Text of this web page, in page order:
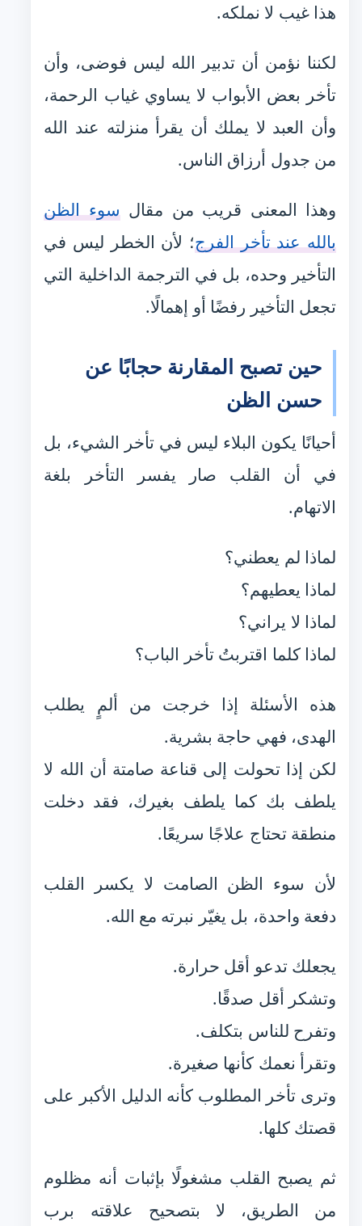
هذا غيب لا نملكه.
لكننا نؤمن أن تدبير الله ليس فوضى، وأن
تأخر بعض الأبواب لا يساوي غياب الرحمة،
وأن العبد لا يملك أن يقرأ منزلته عند الله
من جدول أرزاق الناس.
وهذا المعنى قريب من مقالسوء الظن
بالله عند تأخر الفرج؛ لأن الخطر ليس في
التأخير وحده، بل في الترجمة الداخلية التي
تجعل التأخير رفضًا أو إهمالًا.
حين تصبح المقارنة حجابًا عن
حسن الظن
أحيانًا يكون البلاء ليس في تأخر الشيء، بل
في أن القلب صار يفسر التأخر بلغة
الاتهام.
لماذا لم يعطني؟
لماذا يعطيهم؟
لماذا لا يراني؟
لماذا كلما اقتربتُ تأخر الباب؟
هذه الأسئلة إذا خرجت من ألمٍ يطلب
الهدى، فهي حاجة بشرية.
لكن إذا تحولت إلى قناعة صامتة أن الله لا
يلطف بك كما يلطف بغيرك، فقد دخلت
منطقة تحتاج علاجًا سريعًا.
لأن سوء الظن الصامت لا يكسر القلب
دفعة واحدة، بل يغيّر نبرته مع الله.
يجعلك تدعو أقل حرارة.
وتشكر أقل صدقًا.
وتفرح للناس بتكلف.
وتقرأ نعمك كأنها صغيرة.
وترى تأخر المطلوب كأنه الدليل الأكبر على
قصتك كلها.
ثم يصبح القلب مشغولًا بإثبات أنه مظلوم
من الطريق، لا بتصحيح علاقته برب